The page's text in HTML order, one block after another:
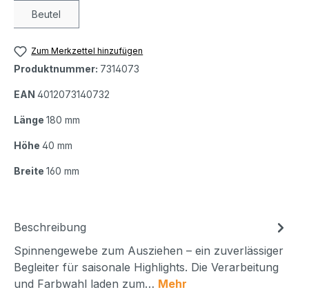
Beutel
Zum Merkzettel hinzufügen
Produktnummer: 7314073
EAN 4012073140732
Länge 180 mm
Höhe 40 mm
Breite 160 mm
Beschreibung
Spinnengewebe zum Ausziehen – ein zuverlässiger
Begleiter für saisonale Highlights. Die Verarbeitung
und Farbwahl laden zum… Mehr